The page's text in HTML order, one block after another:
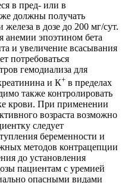
в пред- или в
должны получать
в дозе до 200 мг/сут.
анемии эпоэтином бета
и увеличение всасывания
потребоваться
гемодиализа для
и К+ в пределах
также контролировать
крови. При применении
возраста возможно
следует
беременности и
методов контрацепции
до установления
пациентам с уремией
опасными видами